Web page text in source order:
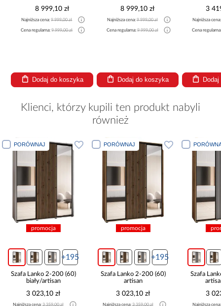
8 999,10 zł
Najniższa cena:9 999,00 zł
Cena regularna:9 999,00 zł
Dodaj do koszyka
8 999,10 zł
Najniższa cena:9 999,00 zł
Cena regularna:9 999,00 zł
Dodaj do koszyka
3
Najniższa
Cena
Klienci, którzy kupili ten produkt nabyli
również
PORÓWNAJ
promocja
+195
Szafa Lanko 2-200 (60)
biały/artisan
3 023,10 zł
Najniższa cena:3 359,00 zł
PORÓWNAJ
promocja
+195
Szafa Lanko 2-200 (60)
artisan
3 023,10 zł
Najniższa cena:3 359,00 zł
Szafa
3
Najniższa